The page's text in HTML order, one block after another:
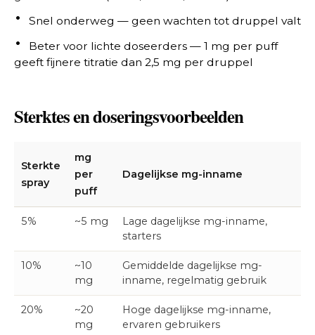
Snel onderweg — geen wachten tot druppel valt
Beter voor lichte doseerders — 1 mg per puff
geeft fijnere titratie dan 2,5 mg per druppel
Sterktes en doseringsvoorbeelden
Sterkte
spray
mg
per
puff
Dagelijkse mg-inname
5% ~5 mg
Lage dagelijkse mg-inname,
starters
10%
~10
mg
Gemiddelde dagelijkse mg-
inname, regelmatig gebruik
20%
~20
mg
Hoge dagelijkse mg-inname,
ervaren gebruikers